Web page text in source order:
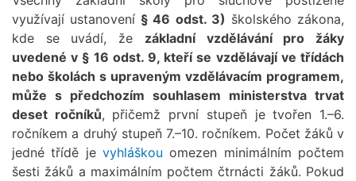
využívají ustanovení § 46 odst. 3) školského zákona,
kde se uvádí, že základní vzdělávání pro žáky
uvedené v § 16 odst. 9, kteří se vzdělávají ve třídách
nebo školách s upraveným vzdělávacím programem,
může s předchozím souhlasem ministerstva trvat
deset ročníků, přičemž první stupeň je tvořen 1.–6.
ročníkem a druhý stupeň 7.–10. ročníkem. Počet žáků v
jedné třídě je vyhláškou omezen minimálním počtem
šesti žáků a maximálním počtem čtrnácti žáků. Pokud